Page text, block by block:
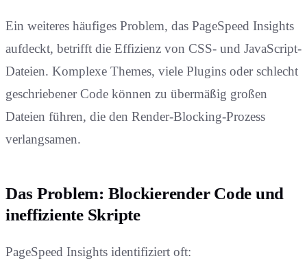
Ein weiteres häufiges Problem, das PageSpeed Insights
aufdeckt, betrifft die Effizienz von CSS- und JavaScript-
Dateien. Komplexe Themes, viele Plugins oder schlecht
geschriebener Code können zu übermäßig großen
Dateien führen, die den Render-Blocking-Prozess
verlangsamen.
Das Problem: Blockierender Code und
ineffiziente Skripte
PageSpeed Insights identifiziert oft: